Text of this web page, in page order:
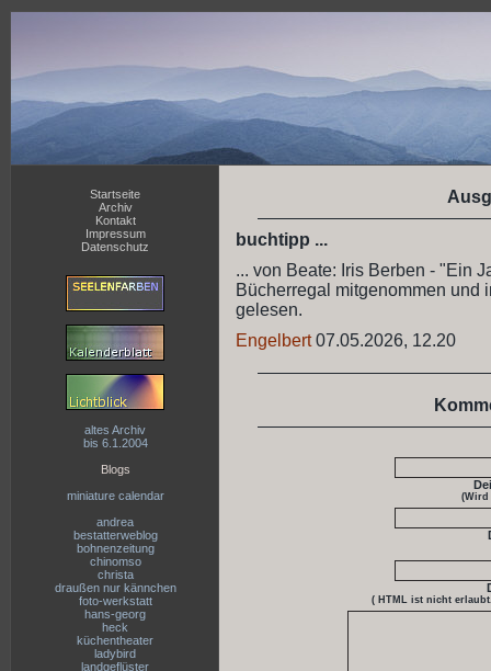
Startseite
Archiv
Kontakt
Impressum
Datenschutz
altes Archiv
bis 6.1.2004
Blogs
miniature calendar
andrea
bestatterweblog
bohnenzeitung
chinomso
christa
draußen nur kännchen
foto-werkstatt
hans-georg
heck
küchentheater
ladybird
landgeflüster
buchtipp ...
... von Beate: Iris Berben - "Ein
Bücherregal mitgenommen und
gelesen.
Engelbert07.05.2026, 12.20
(Wird
( HTML ist nicht